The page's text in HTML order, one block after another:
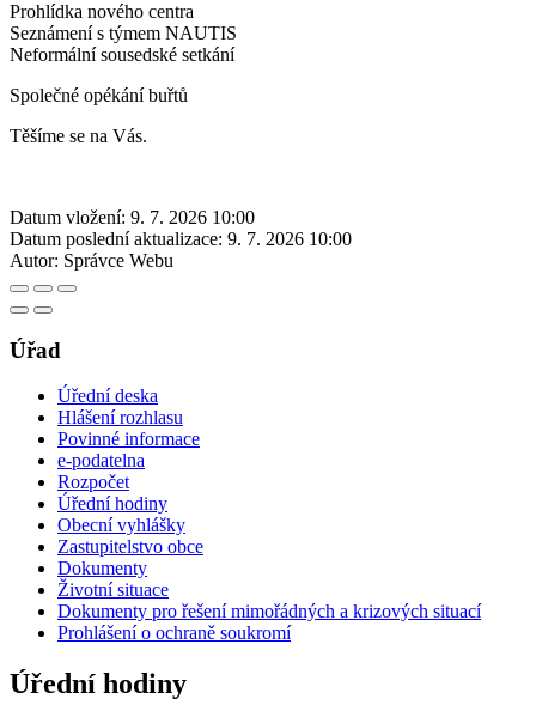
Prohlídka nového centra
Seznámení s týmem NAUTIS
Neformální sousedské setkání
Společné opékání buřtů
Těšíme se na Vás.
Datum vložení: 9. 7. 2026 10:00
Datum poslední aktualizace: 9. 7. 2026 10:00
Autor: Správce Webu
Úřad
Úřední deska
Hlášení rozhlasu
Povinné informace
e-podatelna
Rozpočet
Úřední hodiny
Obecní vyhlášky
Zastupitelstvo obce
Dokumenty
Životní situace
Dokumenty pro řešení mimořádných a krizových situací
Prohlášení o ochraně soukromí
Úřední hodiny